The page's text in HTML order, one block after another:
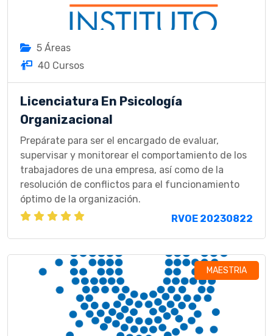
5 Áreas
40 Cursos
Licenciatura En Psicología
Organizacional
Prepárate para ser el encargado de evaluar,
supervisar y monitorear el comportamiento de los
trabajadores de una empresa, así como de la
resolución de conflictos para el funcionamiento
óptimo de la organización.
RVOE 20230822
MAESTRIA